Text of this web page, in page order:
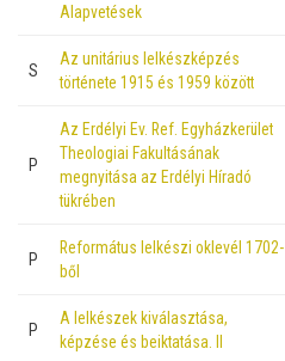
Alapvetések
S
Az unitárius lelkészképzés
története 1915 és 1959 között
P
Az Erdélyi Ev. Ref. Egyházkerület
Theologiai Fakultásának
megnyitása az Erdélyi Híradó
tükrében
P
Református lelkészi oklevél 1702-
ből
P
A lelkészek kiválasztása,
képzése és beiktatása. II